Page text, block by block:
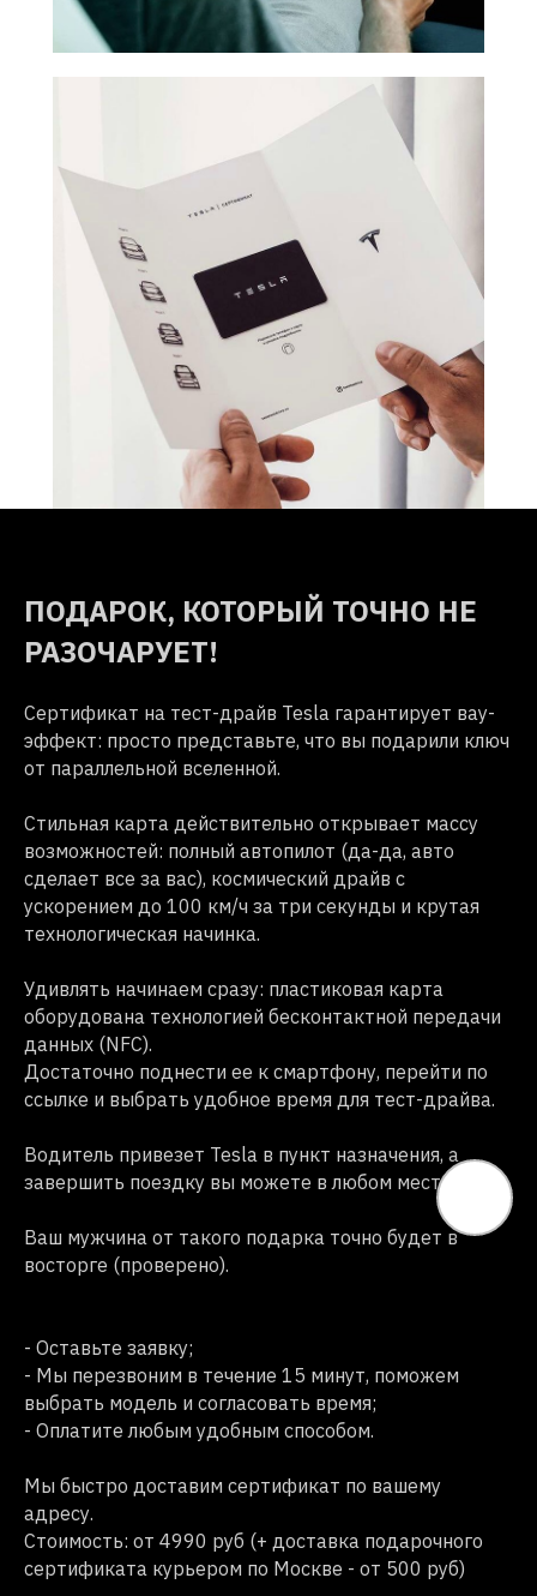
ПОДАРОК, КОТОРЫЙ ТОЧНО НЕ
РАЗОЧАРУЕТ!
Сертификат на тест-драйв Tesla гарантирует вау-
эффект: просто представьте, что вы подарили ключ
от параллельной вселенной.
Стильная карта действительно открывает массу
возможностей: полный автопилот (да-да, авто
сделает все за вас), космический драйв с
ускорением до 100 км/ч за три секунды и крутая
технологическая начинка.
Удивлять начинаем сразу: пластиковая карта
оборудована технологией бесконтактной передачи
данных (NFC).
Достаточно поднести ее к смартфону, перейти по
ссылке и выбрать удобное время для тест-драйва.
Водитель привезет Tesla в пункт назначения, а
завершить поездку вы можете в любом месте.
Ваш мужчина от такого подарка точно будет в
восторге (проверено).
- Оставьте заявку;
- Мы перезвоним в течение 15 минут, поможем
выбрать модель и согласовать время;
- Оплатите любым удобным способом.
Мы быстро доставим сертификат по вашему
адресу.
Стоимость: от 4990 руб (+ доставка подарочного
сертификата курьером по Москве - от 500 руб)